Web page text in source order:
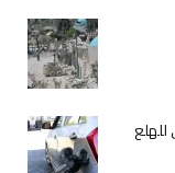
للهلع